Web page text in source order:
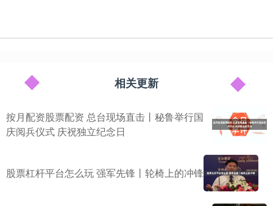
相关更新
按月配资股票配资 总台现场直击丨秘鲁举行国
庆阅兵仪式 庆祝独立纪念日
股票杠杆平台怎么玩 强军先锋丨轮椅上的冲锋